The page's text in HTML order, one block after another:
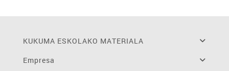
KUKUMA ESKOLAKO MATERIALA
Empresa